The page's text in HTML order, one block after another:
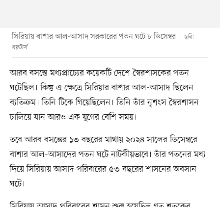
সিরিয়ায় বাশার আল-আসাদ সরকারের পতন ঘটে ৮ ডিসেম্বর
ছবি:
রয়টার্স
আরব বসন্তে মধ্যপ্রাচ্যের কয়েকটি দেশে স্বৈরশাসকের পতন
ঘটেছিল। কিন্তু এ ক্ষেত্রে সিরিয়ার বাশার আল-আসাদ ছিলেন
ব্যতিক্রম। তিনি টিকে গিয়েছিলেন। তিনি তাঁর নৃশংস স্বৈরশাসন
চালিয়ে যান আরও এক যুগের বেশি সময়।
তবে আরব বসন্তের ১৩ বছরের মাথায় ২০২৪ সালের ডিসেম্বরে
বাশার আল-আসাদের পতন ঘটে নাটকীয়ভাবে। তাঁর পতনের মধ্য
দিয়ে সিরিয়ায় আসাদ পরিবারের ৫৩ বছরের শাসনের অবসান
ঘটে।